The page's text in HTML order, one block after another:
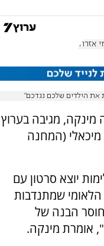
אזרחי
את הילדים שלכם נגדכם״
מינקה, מגיבה בערוץ
(המחנה
יוצא סרטון עם
שמתנדבות
הבנה של
אומרת מינקה.